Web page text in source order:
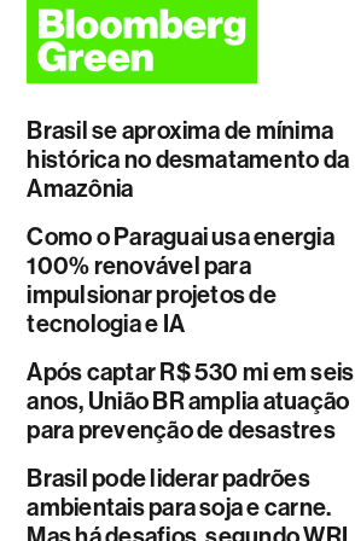
Brasil se aproxima de mínima
histórica no desmatamento da
Amazônia
Como o Paraguai usa energia
100% renovável para
impulsionar projetos de
tecnologia e IA
Após captar R$ 530 mi em seis
anos, União BR amplia atuação
para prevenção de desastres
Brasil pode liderar padrões
ambientais para soja e carne.